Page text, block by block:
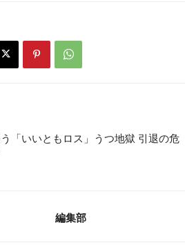
「いいともロス」うつ地獄 引退の危
編集部